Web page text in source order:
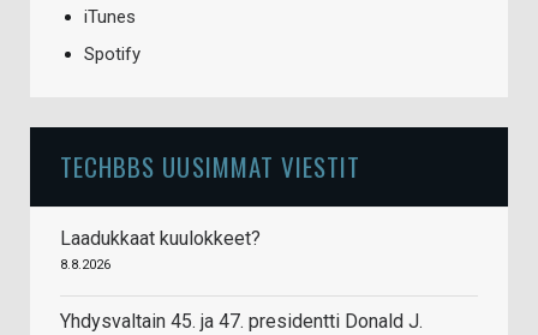
iTunes
Spotify
TECHBBS UUSIMMAT VIESTIT
Laadukkaat kuulokkeet?
8.8.2026
Yhdysvaltain 45. ja 47. presidentti Donald J.